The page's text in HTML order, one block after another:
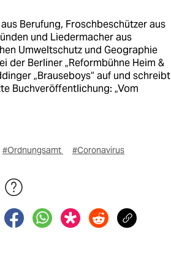
Berufung, Froschbeschützer aus
und Liedermacher aus
Umweltschutz und Geographie
der Berliner „Reformbühne Heim &
„Brauseboys“ auf und schreibt
Buchveröffentlichung: „Vom
#Ordnungsamt #Coronavirus